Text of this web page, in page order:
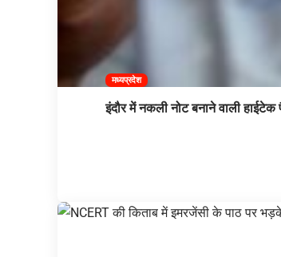
मध्यप्रदेश
इंदौर में नकली नोट बनाने वाली